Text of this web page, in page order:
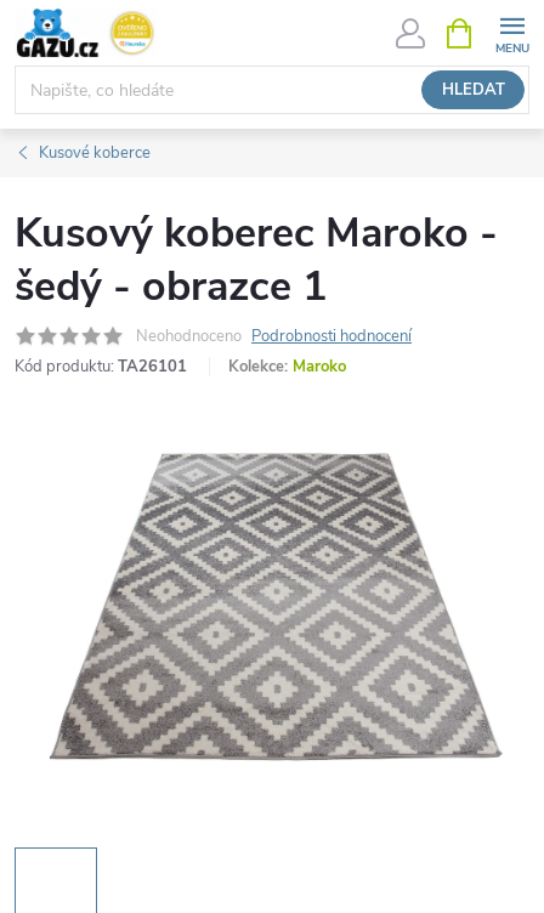
Přejít
obsah
HLEDAT
NÁKUPNÍ
KOŠÍK
Kusové koberce
Kusový koberec Maroko -
šedý - obrazce 1
Neohodnoceno Podrobnosti hodnocení
Kód produktu: TA26101 Kolekce: Maroko